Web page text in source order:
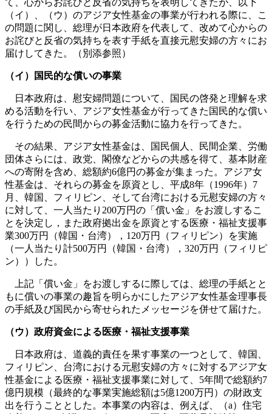
て、心からお詫びと反省の気持ちを表明してきたが、以下
（イ）、（ウ）のアジア女性基金の事業が行われる際に、こ
の問題に関し、総理が日本政府を代表して、改めて心からの
お詫びと反省の気持ちを表す手紙を直接元慰安婦の方々にお
届けしてきた。（別添参照）
（イ）国民的な償いの事業
日本政府は、慰安婦問題について、国民の啓発と理解を求
める活動を行い、アジア女性基金が行ってきた国民的な償い
を行うための民間からの募金活動に協力を行ってきた。
その結果、アジア女性基金は、国民個人、民間企業、労働
団体さらには、政党、閣僚などからの共感を得て、基本財産
への寄附を含め、総額約6億円の募金が集まった。アジア女
性基金は、それらの募金を原資とし、平成8年（1996年）7
月、韓国、フィリピン、そして台湾における元慰安婦の方々
に対して、一人当たり200万円の「償い金」をお渡しするこ
とを決定し，また政府拠出金を原資とする医療・福祉支援事
業300万円（韓国・台湾），120万円（フィリピン）を実施
（一人当たり計500万円（韓国・台湾），320万円（フィリピ
ン））した。
上記「償い金」をお渡しするに際しては、総理の手紙とと
もに償いの事業の趣旨を明らかにしたアジア女性基金理事長
の手紙及び国民から寄せられたメッセージを併せて届けた。
（ウ）政府資金による医療・福祉支援事業
日本政府は、道義的責任を果す事業の一つとして、韓国、
フィリピン、台湾における元慰安婦の方々に対するアジア女
性基金による医療・福祉支援事業に対して、5年間で総額約7
億円規模（最終的な事業実施総額は5億1200万円）の財政支
出を行うこととした。本事業の内容は、例えば、（a）住宅